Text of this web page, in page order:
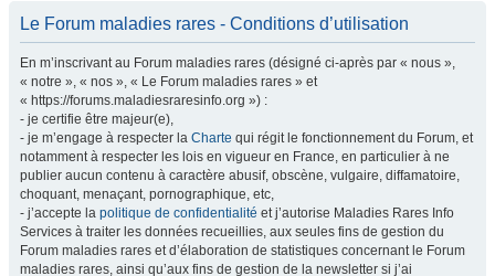
Le Forum maladies rares - Conditions d’utilisation
En m’inscrivant au Forum maladies rares (désigné ci-après par « nous »,
« notre », « nos », « Le Forum maladies rares » et
« https://forums.maladiesraresinfo.org ») :
- je certifie être majeur(e),
- je m’engage à respecter la Charte qui régit le fonctionnement du Forum, et
notamment à respecter les lois en vigueur en France, en particulier à ne
publier aucun contenu à caractère abusif, obscène, vulgaire, diffamatoire,
choquant, menaçant, pornographique, etc,
- j’accepte la politique de confidentialité et j’autorise Maladies Rares Info
Services à traiter les données recueillies, aux seules fins de gestion du
Forum maladies rares et d’élaboration de statistiques concernant le Forum
maladies rares, ainsi qu’aux fins de gestion de la newsletter si j’ai